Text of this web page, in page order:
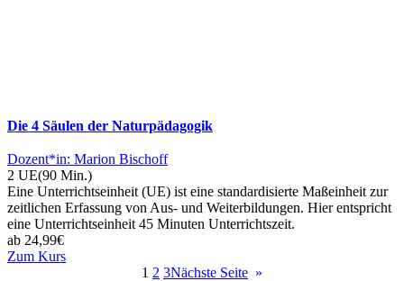
Die 4 Säulen der Naturpädagogik
Dozent*in: Marion Bischoff
2 UE(90 Min.)
Eine Unterrichtseinheit (UE) ist eine standardisierte Maßeinheit zur
zeitlichen Erfassung von Aus- und Weiterbildungen. Hier entspricht
eine Unterrichtseinheit 45 Minuten Unterrichtszeit.
ab 24,99€
Zum Kurs
1 2 3Nächste Seite »